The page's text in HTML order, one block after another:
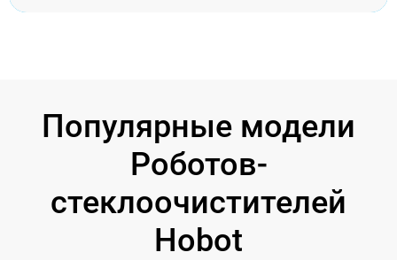
Популярные модели
Роботов-
стеклоочистителей
Hobot